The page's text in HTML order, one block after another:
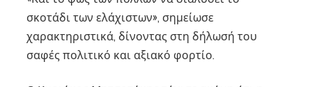
σκοτάδι των ελάχιστων», σημείωσε
χαρακτηριστικά, δίνοντας στη δήλωσή του
σαφές πολιτικό και αξιακό φορτίο.